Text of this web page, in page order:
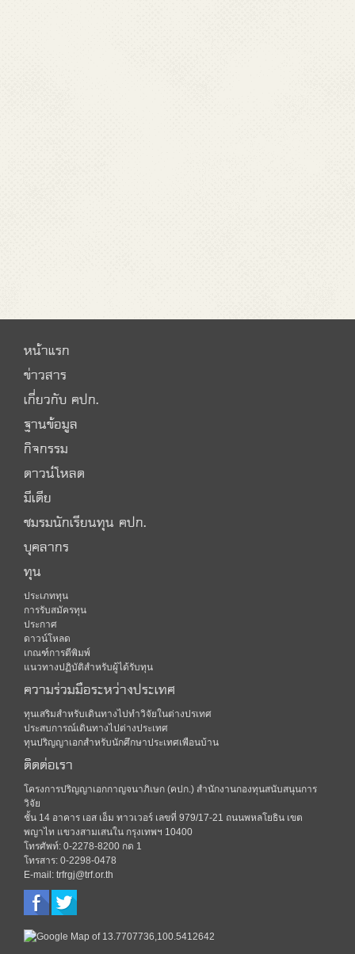
หน้าแรก
ข่าวสาร
เกี่ยวกับ คปก.
ฐานข้อมูล
กิจกรรม
ดาวน์โหลด
มีเดีย
ชมรมนักเรียนทุน คปก.
บุคลากร
ทุน
ประเภททุน
การรับสมัครทุน
ประกาศ
ดาวน์โหลด
เกณฑ์การตีพิมพ์
แนวทางปฏิบัติสำหรับผู้ได้รับทุน
ความร่วมมือระหว่างประเทศ
ทุนเสริมสำหรับเดินทางไปทำวิจัยในต่างปรเทศ
ประสบการณ์เดินทางไปต่างประเทศ
ทุนปริญญาเอกสำหรับนักศึกษาประเทศเพือนบ้าน
ติดต่อเรา
โครงการปริญญาเอกกาญจนาภิเษก (คปก.) สำนักงานกองทุนสนับสนุนการ
วิจัย
ชั้น 14 อาคาร เอส เอ็ม ทาวเวอร์ เลขที่ 979/17-21 ถนนพหลโยธิน เขต
พญาไท แขวงสามเสนใน กรุงเทพฯ 10400
โทรศัพท์: 0-2278-8200 กด 1
โทรสาร: 0-2298-0478
E-mail: trfrgj@trf.or.th